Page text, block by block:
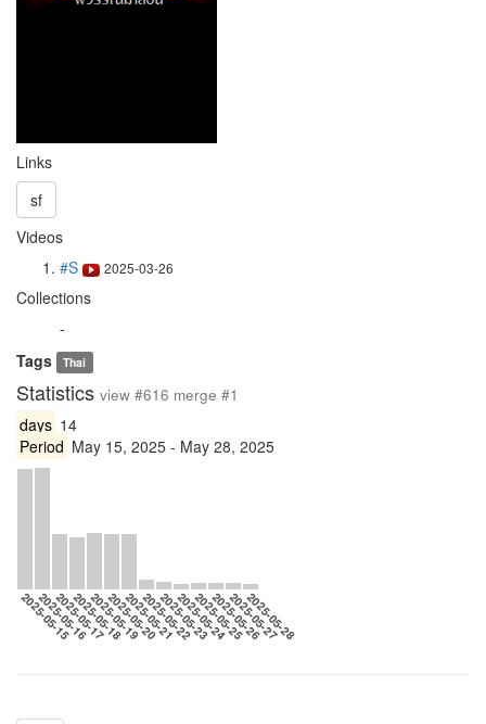
Links
sf
Videos
#S
2025-03-26
Collections
-
Tags
Thai
Statistics view #616 merge #1
days 14
Period May 15, 2025 - May 28, 2025
2025-05-15
2025-05-16
2025-05-17
2025-05-18
2025-05-19
2025-05-20
2025-05-21
2025-05-22
2025-05-23
2025-05-24
2025-05-25
2025-05-26
2025-05-27
2025-05-28